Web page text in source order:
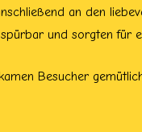
an den
und sorgten für
Besucher